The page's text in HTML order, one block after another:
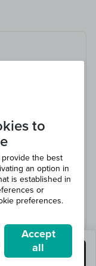
este trabajo
to
the best
an option in
is established in
or
preferences.
Accept
all